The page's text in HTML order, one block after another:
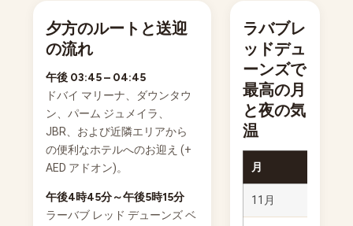
夕方のルートと送迎
の流れ
午後 03:45 – 04:45
ドバイ マリーナ、ダウンタウ
ン、パーム ジュメイラ、
JBR、および近隣エリアから
の便利なホテルへのお迎え (+
AED アドオン)。
午後4時45分～午後5時15分
ラーバブ レッド デューンズ ベ
ラバブレ
ッドデュ
ーンズで
最高の月
と夜の気
温
月
11月